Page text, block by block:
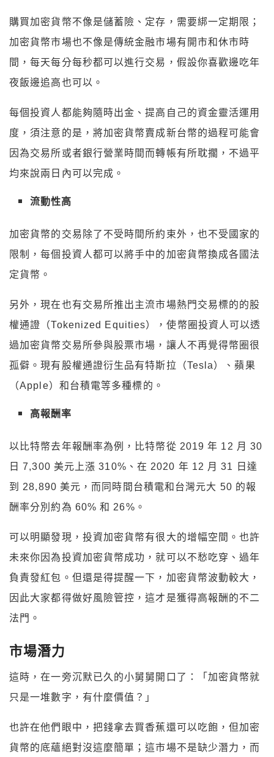
購買加密貨幣不像是儲蓄險、定存，需要綁一定期限；
加密貨幣市場也不像是傳統金融市場有開市和休市時
間，每天每分每秒都可以進行交易，假設你喜歡邊吃年
夜飯邊追高也可以。
每個投資人都能夠隨時出金、提高自己的資金靈活運用
度，須注意的是，將加密貨幣賣成新台幣的過程可能會
因為交易所或者銀行營業時間而轉帳有所耽擱，不過平
均來說兩日內可以完成。
流動性高
加密貨幣的交易除了不受時間所約束外，也不受國家的
限制，每個投資人都可以將手中的加密貨幣換成各國法
定貨幣。
另外，現在也有交易所推出主流市場熱門交易標的的股
權通證（Tokenized Equities），使幣圈投資人可以透
過加密貨幣交易所參與股票市場，讓人不再覺得幣圈很
孤僻。現有股權通證衍生品有特斯拉（Tesla）、蘋果
（Apple）和台積電等多種標的。
高報酬率
以比特幣去年報酬率為例，比特幣從 2019 年 12 月 30
日 7,300 美元上漲 310%、在 2020 年 12 月 31 日達
到 28,890 美元，而同時間台積電和台灣元大 50 的報
酬率分別約為 60% 和 26%。
可以明顯發現，投資加密貨幣有很大的增幅空間。也許
未來你因為投資加密貨幣成功，就可以不愁吃穿、過年
負責發紅包。但還是得提醒一下，加密貨幣波動較大，
因此大家都得做好風險管控，這才是獲得高報酬的不二
法門。
市場潛力
這時，在一旁沉默已久的小舅舅開口了：「加密貨幣就
只是一堆數字，有什麼價值？」
也許在他們眼中，把錢拿去買香蕉還可以吃飽，但加密
貨幣的底蘊絕對沒這麼簡單；這市場不是缺少潛力，而